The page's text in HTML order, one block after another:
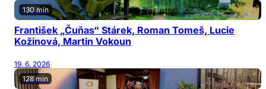
130 min
František „Čuňas“ Stárek, Roman Tomeš, Lucie
Kožinová, Martin Vokoun
19. 6. 2026
128 min